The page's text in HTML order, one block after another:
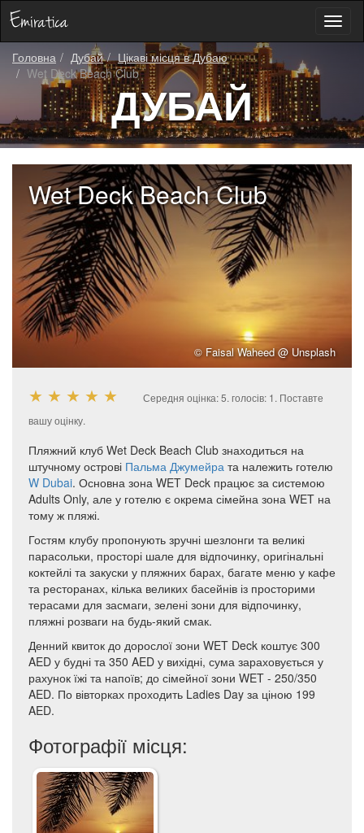
Головна
Дубай
Цікаві місця в Дубаю
Wet Deck Beach Club
ДУБАЙ
Wet Deck Beach Club
© Faisal Waheed @ Unsplash
★ ★ ★ ★ ★ Середня оцінка:5. голосів: 1 . Поставте
вашу оцінку.
Пляжний клуб Wet Deck Beach Club знаходиться на
штучному острові Пальма Джумейра та належить готелю
W Dubai. Основна зона WET Deck працює за системою
Adults Only, але у готелю є окрема сімейна зона WET на
тому ж пляжі.
Гостям клубу пропонують зручні шезлонги та великі
парасольки, просторі шале для відпочинку, оригінальні
коктейлі та закуски у пляжних барах, багате меню у кафе
та ресторанах, кілька великих басейнів із просторими
терасами для засмаги, зелені зони для відпочинку,
пляжні розваги на будь-який смак.
Денний квиток до дорослої зони WET Deck коштує 300
AED у будні та 350 AED у вихідні, сума зараховується у
рахунок їжі та напоїв; до сімейної зони WET - 250/350
AED. По вівторках проходить Ladies Day за ціною 199
AED.
Фотографії місця: